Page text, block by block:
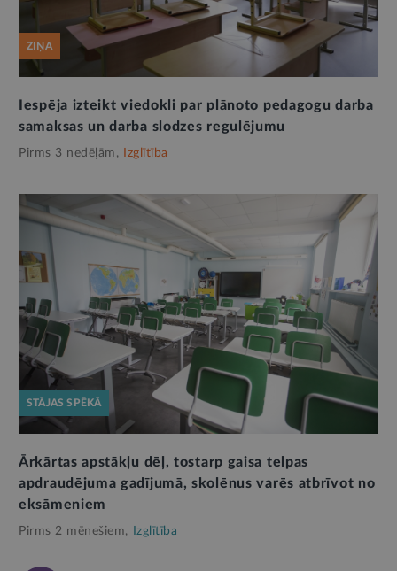
ZIŅA
Iespēja izteikt viedokli par plānoto pedagogu darba
samaksas un darba slodzes regulējumu
Pirms 3 nedēļām, Izglītība
STĀJAS SPĒKĀ
Ārkārtas apstākļu dēļ, tostarp gaisa telpas
apdraudējuma gadījumā, skolēnus varēs atbrīvot no
eksāmeniem
Pirms 2 mēnešiem, Izglītība